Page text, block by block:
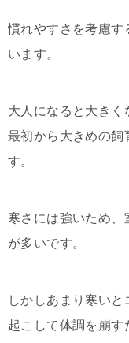
慣れやすさを考慮す
います。
大人になると大きく
最初から大きめの飼
す。
寒さには強いため、
が多いです。
しかしあまり寒い
起こして体調を崩